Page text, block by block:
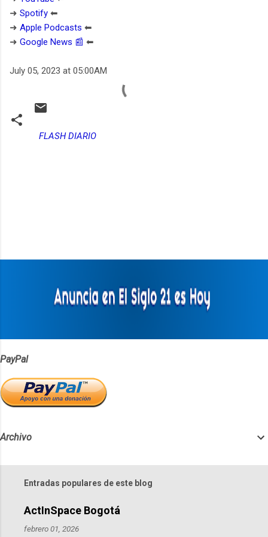
➜ Spotify ⬅︎
➜ Apple Podcasts ⬅︎
➜ Google News 📰 ⬅︎
July 05, 2023 at 05:00AM
FLASH DIARIO
PayPal
Archivo
Entradas populares de este blog
ActInSpace Bogotá
febrero 01, 2026